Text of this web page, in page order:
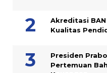
Akreditasi BAN
Kualitas
Presiden
Pertemuan